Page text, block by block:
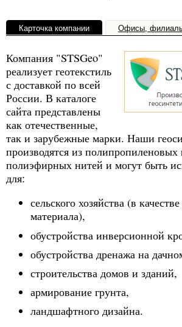
Карточка компании Офисы,
Компания "STSGeo"
реализует геотекстиль
с доставкой по всей
России. В каталоге
сайта представлены
как отечественные,
так и зарубежные марки. Наши
производятся из полипропиленовых
полиэфирных нитей и могут быть
для:
сельского хозяйства (в
материала),
обустройства инверсионной
обустройства дренажа на
строительства домов и зданий,
армирование грунта,
ландшафтного дизайна.